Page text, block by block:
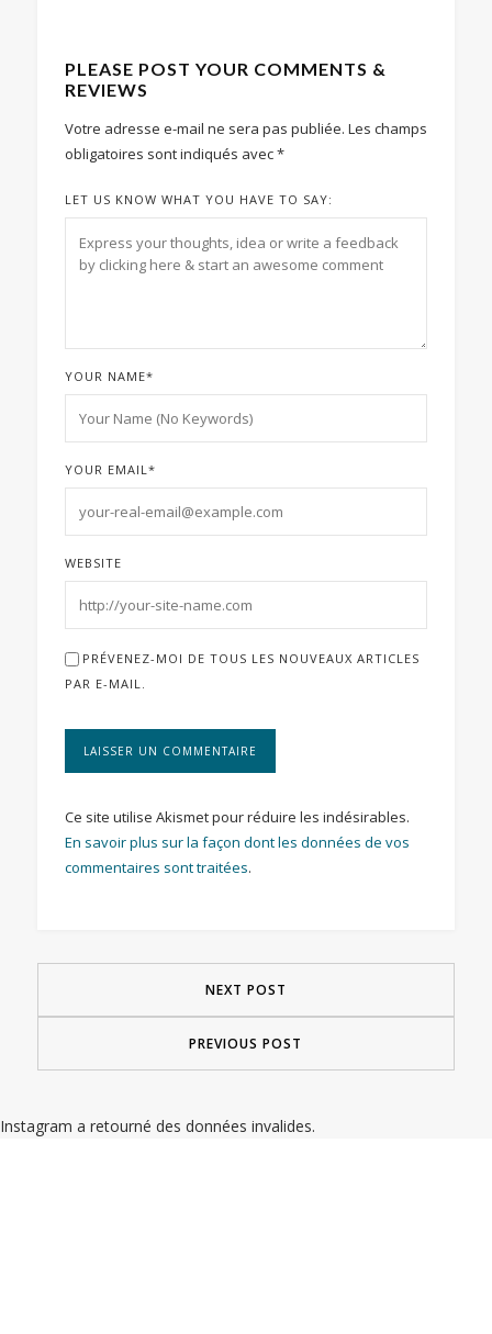
PLEASE POST YOUR COMMENTS &
REVIEWS
Votre adresse e-mail ne sera pas publiée. Les champs
obligatoires sont indiqués avec*
LET US KNOW WHAT YOU HAVE TO SAY:
YOUR NAME*
YOUR EMAIL*
WEBSITE
PRÉVENEZ-MOI DE TOUS LES NOUVEAUX ARTICLES
PAR E-MAIL.
Ce site utilise Akismet pour réduire les indésirables.
En savoir plus sur la façon dont les données de vos
commentaires sont traitées.
NEXT POST
PREVIOUS POST
Instagram a retourné des données invalides.